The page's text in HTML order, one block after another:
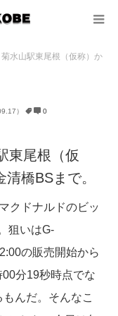
水山駅東尾根（仮称）か
） 0
東尾根（仮
橋BSまで。
クドナルドのビッ
狙いはG-
の販売開始から
分19秒時点でな
んだ。そんなこ